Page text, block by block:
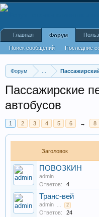
Форум
Пассажирские
автобусов
1 2 3 4 5 6 → 8
Заголовок
ПОВОЗКИН
admin
Ответов:
4
Транс-вей
admin ... 2
Ответов: 24
Главная Форум
Поиск сообщений Последние